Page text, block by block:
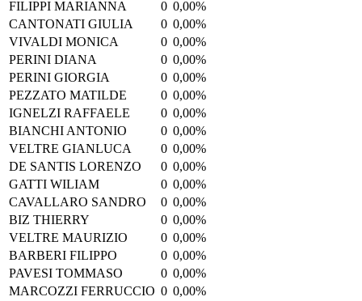
FILIPPI MARIANNA
0 0,00%
CANTONATI GIULIA
0 0,00%
VIVALDI MONICA
0 0,00%
PERINI DIANA
0 0,00%
PERINI GIORGIA
0 0,00%
PEZZATO MATILDE
0 0,00%
IGNELZI RAFFAELE
0 0,00%
BIANCHI ANTONIO
0 0,00%
VELTRE GIANLUCA
0 0,00%
DE SANTIS LORENZO
0 0,00%
GATTI WILIAM
0 0,00%
CAVALLARO SANDRO
0 0,00%
BIZ THIERRY
0 0,00%
VELTRE MAURIZIO
0 0,00%
BARBERI FILIPPO
0 0,00%
PAVESI TOMMASO
0 0,00%
MARCOZZI FERRUCCIO 0 0,00%